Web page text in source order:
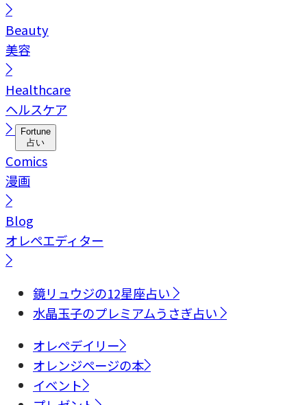
Beauty
美容
Healthcare
ヘルスケア
Fortune
占い
Comics
漫画
Blog
オレペエディター
鏡リュウジの12星座占い
水晶玉子のプレミアムうさぎ占い
オレペデイリー
オレンジページの本
イベント